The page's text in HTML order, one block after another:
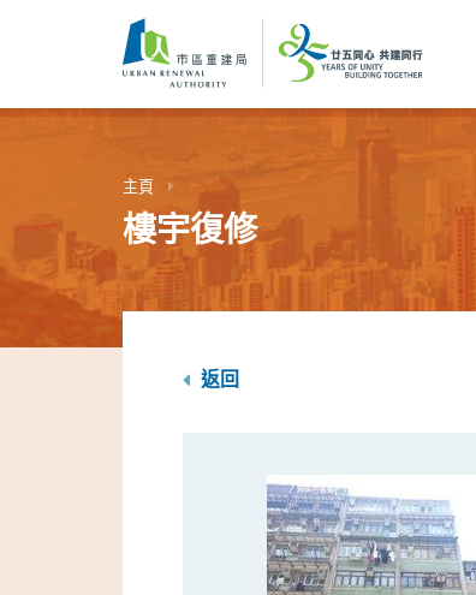
內
主頁
樓宇復修
返回